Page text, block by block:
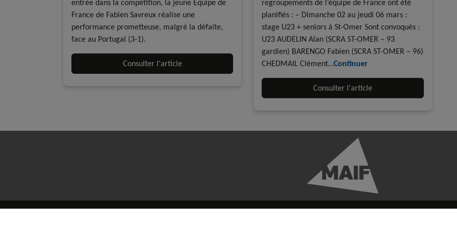
entrée dans la compétition, la jeune Equipe de
France de Fabien Savreux réalise une
performance prometteuse, malgré la défaite,
face au Portugal (3-1).
Consulter l'article
regroupements de l’équipe de France ont été
planifiés : – Dimanche 02 au jeudi 06 mars :
stage U23 + seniors à St-Omer Sont convoqués :
U23 AUDELIN Alan (SCRA ST-OMER – 93
gardien) BARENGO Fabien (SCRA ST-OMER – 96)
CHEDMAIL Clément…Continuer
Consulter l'article